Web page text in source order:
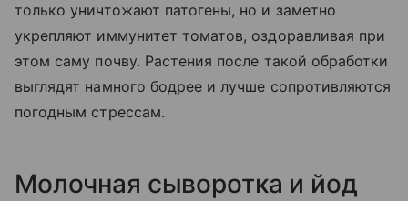
только уничтожают патогены, но и заметно
укрепляют иммунитет томатов, оздоравливая при
этом саму почву. Растения после такой обработки
выглядят намного бодрее и лучше сопротивляются
погодным стрессам.
Молочная сыворотка и йод